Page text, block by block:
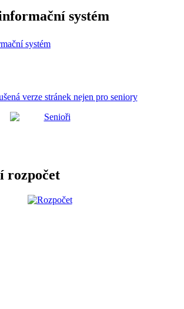
systém
verze stránek nejen pro seniory
rozpočet